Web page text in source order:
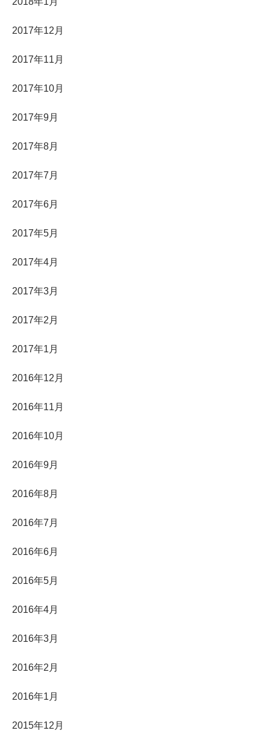
2017年12月
2017年11月
2017年10月
2017年9月
2017年8月
2017年7月
2017年6月
2017年5月
2017年4月
2017年3月
2017年2月
2017年1月
2016年12月
2016年11月
2016年10月
2016年9月
2016年8月
2016年7月
2016年6月
2016年5月
2016年4月
2016年3月
2016年2月
2016年1月
2015年12月